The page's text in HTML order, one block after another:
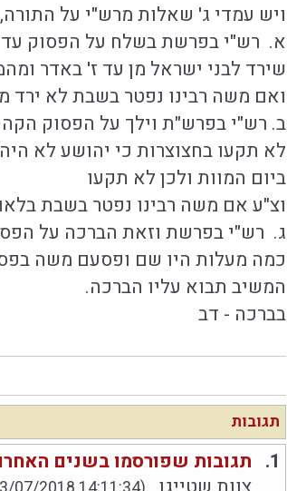
ויש עמדי ג' שאלות מרש"י על
א. רש"י בפרשת בשלח על הפסוק
שירד לבני ישראל מן עד ז' באדר
ואם משה רבינו נפטר בשבת לא ירד
ב. רש"י בפרש"ת וילך על הפסוק
לא תקעו בחצוצרות כי יהושע לא
ביום המוות ולכן לא תקעו
וצ"ע אם משה רבינו נפטר בשבת
ג. רש"י בפרשת וזאת הברכה על
כמה מעלות היו שם ופסעם משה
המשיב תבוא עליו הברכה.
בברכה - דב
תגובות
1.
תגובות שפורסמו בשנים